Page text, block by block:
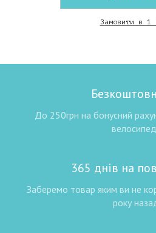
Замовити в 1
До 250грн на бонусний
365 днів на
Заберемо товар яким ви не
року